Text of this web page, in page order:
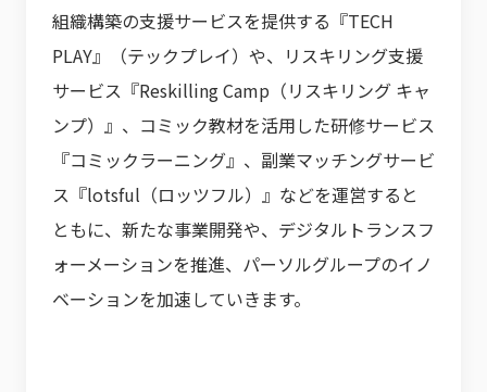
組織構築の支援サービスを提供する『TECH
PLAY』（テックプレイ）や、リスキリング支援
サービス『Reskilling Camp（リスキリング キャ
ンプ）』、コミック教材を活用した研修サービス
『コミックラーニング』、副業マッチングサービ
ス『lotsful（ロッツフル）』などを運営すると
ともに、新たな事業開発や、デジタルトランスフ
ォーメーションを推進、パーソルグループのイノ
ベーションを加速していきます。